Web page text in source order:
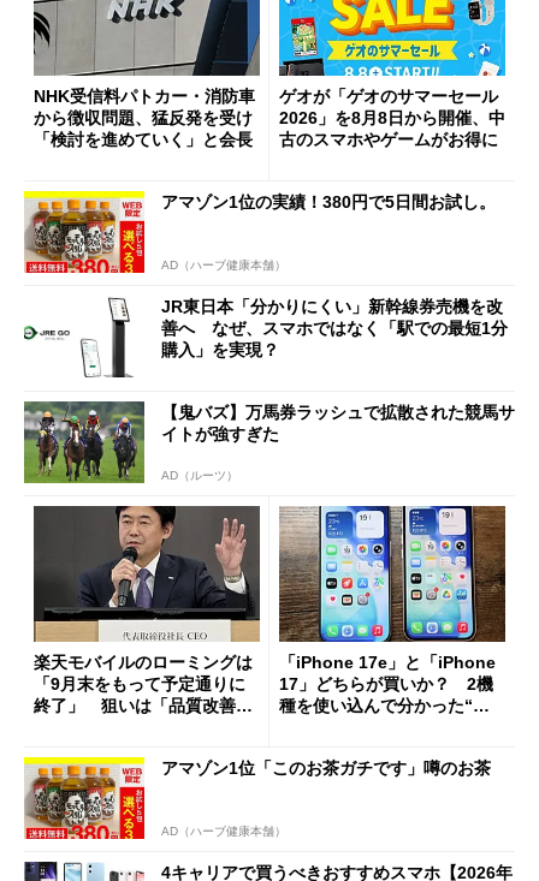
NHK受信料パトカー・消防車
から徴収問題、猛反発を受け
「検討を進めていく」と会長
ゲオが「ゲオのサマーセール
2026」を8月8日から開催、中
古のスマホやゲームがお得に
アマゾン1位の実績！380円で5日間お試し。
AD（ハーブ健康本舗）
JR東日本「分かりにくい」新幹線券売機を改
善へ なぜ、スマホではなく「駅での最短1分
購入」を実現？
【鬼バズ】万馬券ラッシュで拡散された競馬サ
イトが強すぎた
AD（ルーツ）
楽天モバイルのローミングは
「9月末をもって予定通りに
終了」 狙いは「品質改善」
も
「iPhone 17e」と「iPhone
17」どちらが買いか？ 2機
種を使い込んで分かった“ス
アマゾン1位「このお茶ガチです」噂のお茶
AD（ハーブ健康本舗）
4キャリアで買うべきおすすめスマホ【2026年